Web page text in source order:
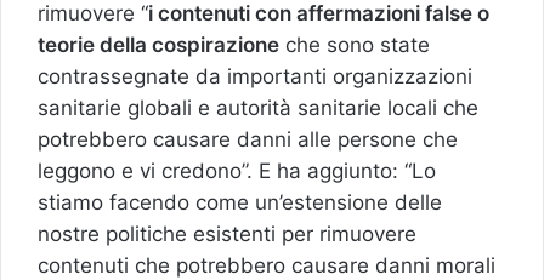
rimuovere “i contenuti con affermazioni false o
teorie della cospirazione che sono state
contrassegnate da importanti organizzazioni
sanitarie globali e autorità sanitarie locali che
potrebbero causare danni alle persone che
leggono e vi credono”. E ha aggiunto: “Lo
stiamo facendo come un’estensione delle
nostre politiche esistenti per rimuovere
contenuti che potrebbero causare danni morali